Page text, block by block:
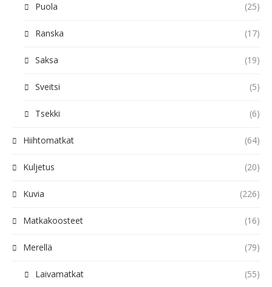
Puola (25)
Ranska (17)
Saksa (19)
Sveitsi (5)
Tsekki (6)
Hiihtomatkat (64)
Kuljetus (20)
Kuvia (226)
Matkakoosteet (16)
Merellä (79)
Laivamatkat (55)